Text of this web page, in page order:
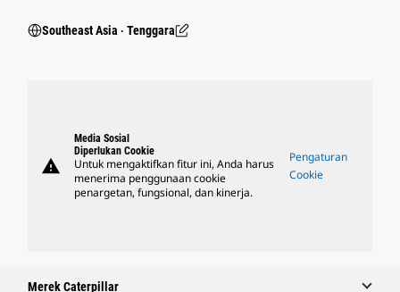
Southeast Asia ‧ Tenggara
warning
Media Sosial
Diperlukan Cookie
Untuk mengaktifkan fitur ini, Anda harus
menerima penggunaan cookie
penargetan, fungsional, dan kinerja.
Pengaturan
Cookie
Merek Caterpillar